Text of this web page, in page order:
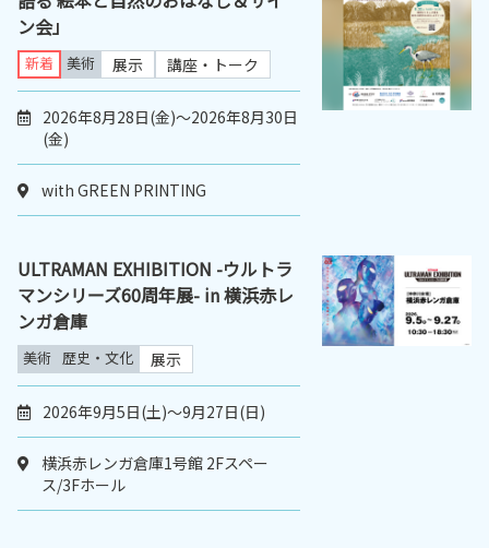
ン会」
新着 美術 展示 講座・トーク
2026年8月28日(金)～2026年8月30日
(金)
with GREEN PRINTING
ULTRAMAN EXHIBITION -ウルトラ
マンシリーズ60周年展- in 横浜赤レ
ンガ倉庫
美術 歴史・文化 展示
2026年9月5日(土)～9月27日(日)
横浜赤レンガ倉庫1号館 2Fスペー
ス/3Fホール